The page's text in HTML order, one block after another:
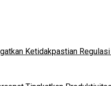
Ketidakpastian